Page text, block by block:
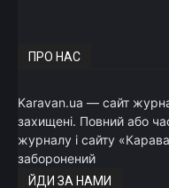
ПРО НАС
Karavan.ua — сайт
захищені. Повний або
журналу і сайту
заборонений
ЙДИ ЗА НАМИ